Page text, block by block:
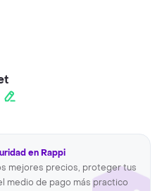
en Rappi
mejores precios, proteger tus
medio de pago más practico